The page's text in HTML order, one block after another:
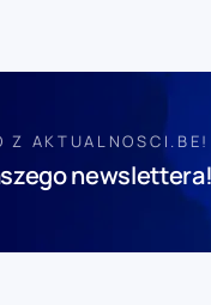
Z AKTUALNOSCI.BE!
newslettera!